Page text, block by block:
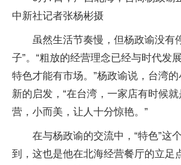
中新社记者张杨彬摄
虽然生活节奏慢，但杨政谕没有
子”。“粗放的经营理念已经与时代发
特色才能有市场。”杨政谕说，台湾
新的启发，“在台湾，一家店有时候
营，小而美，让人十分惊艳。”
在与杨政谕的交流中，“特色”这
到，这也是他在北海经营餐厅的立足